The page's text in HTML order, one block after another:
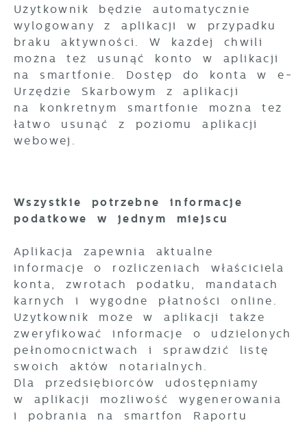
Użytkownik będzie automatycznie
wylogowany z aplikacji w przypadku
braku aktywności. W każdej chwili
można też usunąć konto w aplikacji
na smartfonie. Dostęp do konta w e-
Urzędzie Skarbowym z aplikacji
na konkretnym smartfonie można też
łatwo usunąć z poziomu aplikacji
webowej.
Wszystkie potrzebne informacje
podatkowe w jednym miejscu
Aplikacja zapewnia aktualne
informacje o rozliczeniach właściciela
konta, zwrotach podatku, mandatach
karnych i wygodne płatności online.
Użytkownik może w aplikacji także
zweryfikować informacje o udzielonych
pełnomocnictwach i sprawdzić listę
swoich aktów notarialnych.
Dla przedsiębiorców udostępniamy
w aplikacji możliwość wygenerowania
i pobrania na smartfon Raportu